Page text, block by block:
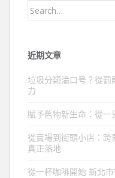
Search
近期文章
垃圾分類淪口号？從
力
賦予舊物新生命：從
從賣場到街頭小店：跨
真正落地
從一杯咖啡開始 新北